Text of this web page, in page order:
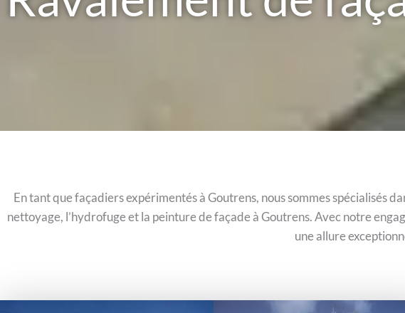
En tant que façadiers expérimentés à Goutrens, nous sommes spécialisés
nettoyage, l’hydrofuge et la peinture de façade à Goutrens. Avec notre
une allure